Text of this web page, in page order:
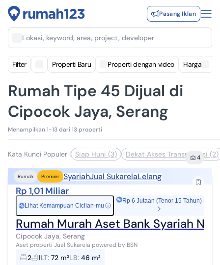
Pasang Iklan
Lokasi, keyword, area, project, developer
Filter Properti Baru Properti dengan video Harga
Rumah Tipe 45 Dijual di
Cipocok Jaya, Serang
Menampilkan 1-13 dari 13 properti
Kata Kunci Populer | Siap Huni (3) Dekat Akses Transportasi (2)
4
Rumah Premier SyariahJual SukarelaLelang
Rp 1,01 Miliar
Rp Lihat Kemampuan Cicilan-mu ⓘ
Rp 6 Jutaan (Tenor 15 Tahun)
Rumah Murah Aset Bank Syariah
Cipocok Jaya, Serang
Aset properti Jual Sukarela powered by BSN
2 1LT: 72 m²LB: 46 m²